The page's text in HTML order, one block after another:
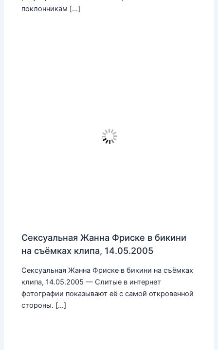
поклонникам […]
Сексуальная Жанна Фриске в бикини
на съёмках клипа, 14.05.2005
Сексуальная Жанна Фриске в бикини на съёмках
клипа, 14.05.2005 — Слитые в интернет
фотографии показывают её с самой откровенной
стороны. […]